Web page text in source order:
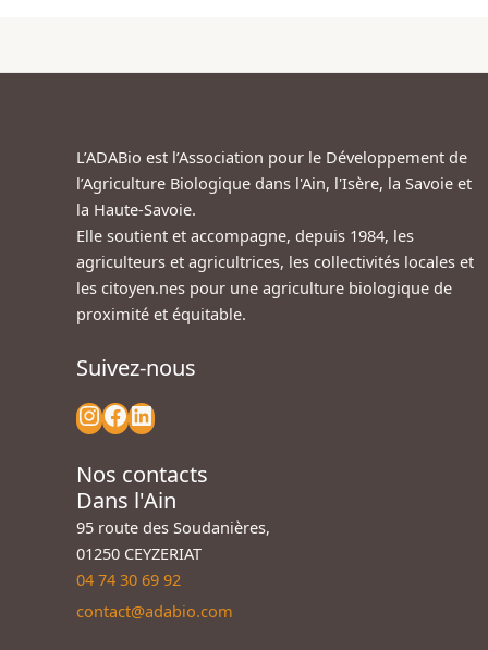
L’ADABio est l’Association pour le Développement de
l’Agriculture Biologique dans l'Ain, l'Isère, la Savoie et
la Haute-Savoie.
Elle soutient et accompagne, depuis 1984, les
agriculteurs et agricultrices, les collectivités locales et
les citoyen.nes pour une agriculture biologique de
proximité et équitable.
Suivez-nous
Nos contacts
Dans l'Ain
95 route des Soudanières,
01250 CEYZERIAT
04 74 30 69 92
contact@adabio.com